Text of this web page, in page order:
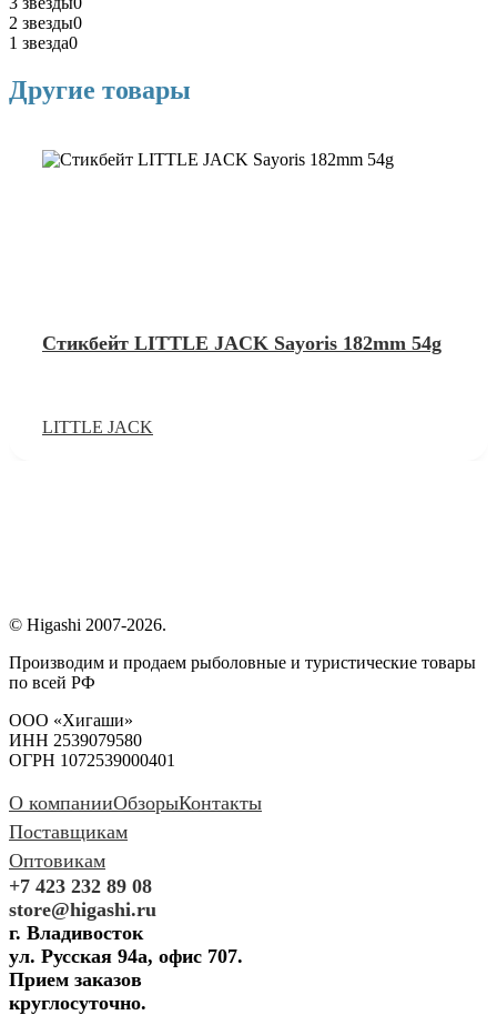
2 звезды0
1 звезда0
Другие товары
Стикбейт LITTLE JACK Sayoris 182mm 54g
LITTLE JACK
© Higashi 2007-2026.
Производим и продаем рыболовные и туристические товары
по всей РФ
ООО «Хигаши»
ИНН 2539079580
ОГРН 1072539000401
О компанииОбзорыКонтакты
Поставщикам
Оптовикам
+7 423 232 89 08
store@higashi.ru
г. Владивосток
ул. Русская 94а, офис 707.
Прием заказов
круглосуточно.